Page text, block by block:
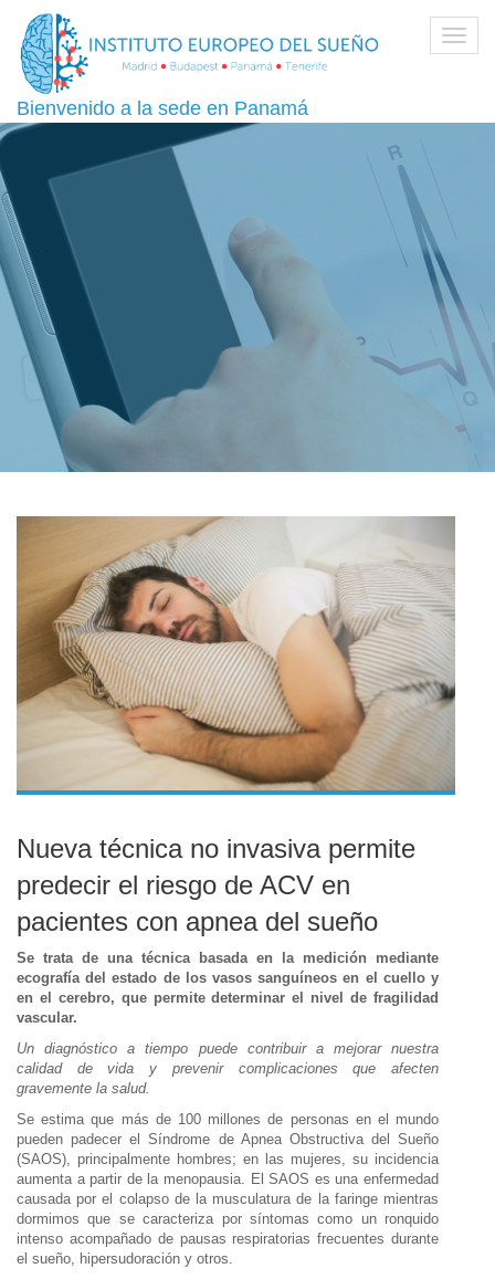
Bienvenido a la sede en Panamá
Nueva técnica no invasiva permite
predecir el riesgo de ACV en
pacientes con apnea del sueño
Se trata de una técnica basada en la medición mediante
ecografía del estado de los vasos sanguíneos en el cuello y
en el cerebro, que permite determinar el nivel de fragilidad
vascular.
Un diagnóstico a tiempo puede contribuir a mejorar nuestra
calidad de vida y prevenir complicaciones que afecten
gravemente la salud.
Se estima que más de 100 millones de personas en el mundo
pueden padecer el Síndrome de Apnea Obstructiva del Sueño
(SAOS), principalmente hombres; en las mujeres, su incidencia
aumenta a partir de la menopausia. El SAOS es una enfermedad
causada por el colapso de la musculatura de la faringe mientras
dormimos que se caracteriza por síntomas como un ronquido
intenso acompañado de pausas respiratorias frecuentes durante
el sueño, hipersudoración y otros.